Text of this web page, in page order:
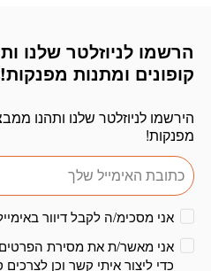
הרשמו לניוזלטר שלנו
קופונים ומתנות מפנקות!
הירשמו לניוזלטר שלנו ותהנו
מפנקות!
דוא׳׳ל
אני מסכימ/ה לקבל דיוור
אני מאשר/ת את מסירת
כדי ליצור איתי קשר וכן